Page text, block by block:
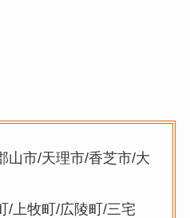
山市/天理市/香芝市/大
/上牧町/広陵町/三宅